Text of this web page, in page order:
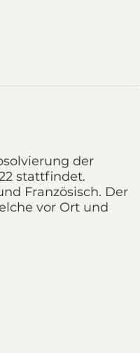
der
stattfindet.
Französisch. Der
vor Ort und